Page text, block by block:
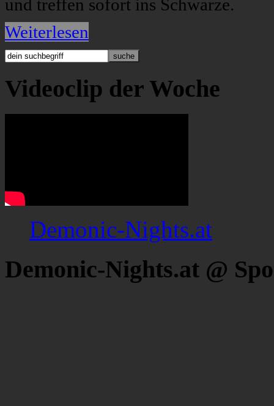
und treffen sofort ins Schwarze.
Weiterlesen
Videoclip der Woche
Demonic-Nights.at
Demonic-Nights.at @